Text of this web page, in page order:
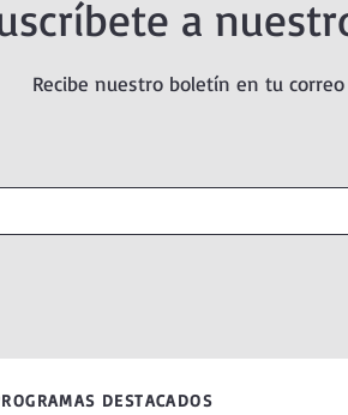
a
Recibe nuestro boletín en tu
DESTACADOS